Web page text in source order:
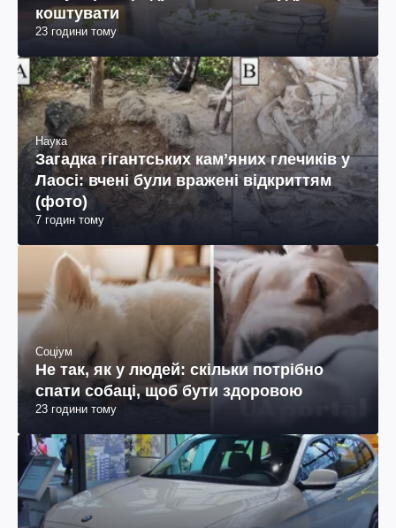
коштувати
23 години тому
Наука
Загадка гігантських камʼяних глечиків у
Лаосі: вчені були вражені відкриттям
(фото)
7 годин тому
Соціум
Не так, як у людей: скільки потрібно
спати собаці, щоб бути здоровою
23 години тому